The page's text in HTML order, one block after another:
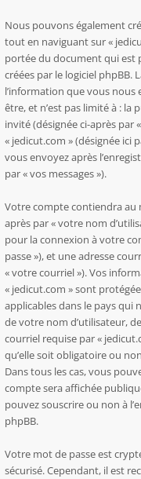
Nous pouvons également
tout en naviguant sur «
portée du document qui est
créées par le logiciel phpBB.
l’information que vous nous
être, et n’est pas limité à : la
invité (désignée ci-après par
« jedicut.com » (désignée ici
vous envoyez après
par « vos messages »).
Votre compte contiendra
après par « votre nom
pour la connexion à votre
passe »), et une adresse
« votre courriel »). Vos
« jedicut.com » sont
applicables dans le pays qui
de votre nom d’utilisateur,
courriel requise par «
qu’elle soit obligatoire ou
Dans tous les cas, vous
compte sera affichée
pouvez souscrire ou non à
phpBB.
Votre mot de passe est
sécurisé. Cependant, il est